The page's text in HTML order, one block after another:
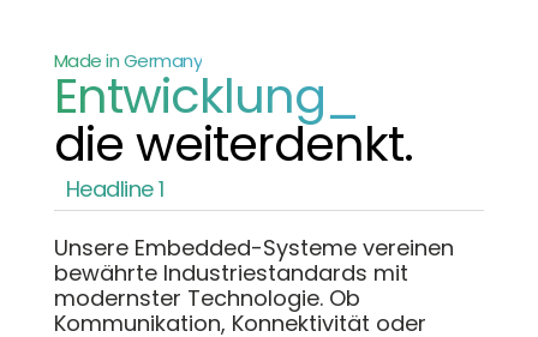
Made in Germany
Entwicklung_
die weiterdenkt.
Headline 1
Unsere Embedded-Systeme vereinen
bewährte Industriestandards mit
modernster Technologie. Ob
Kommunikation, Konnektivität oder